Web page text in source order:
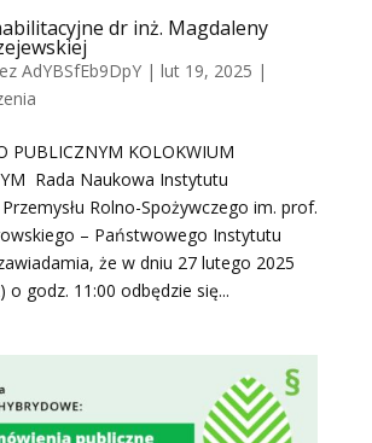
dr inż. Magdaleny
AdYBSfEb9DpY| lut 19, 2025 |
PUBLICZNYM KOLOKWIUM
Rada Naukowa Instytutu
Rolno-Spożywczego im. prof.
– Państwowego Instytutu
że w dniu 27 lutego 2025
o godz. 11:00 odbędzie się...